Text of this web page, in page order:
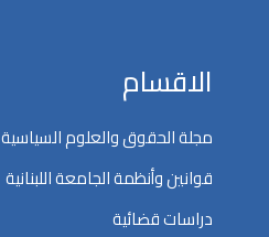
الاقسام
مجلة الحقوق والعلوم السياسية
قوانين وأنظمة الجامعة اللبنانية
دراسات قضائية